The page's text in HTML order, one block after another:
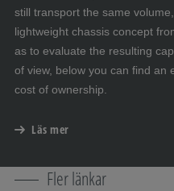
still transport the same
lightweight chassis concept
as to evaluate the resulting
of view, below you can find an
cost of ownership.
Läs mer
Fler länkar